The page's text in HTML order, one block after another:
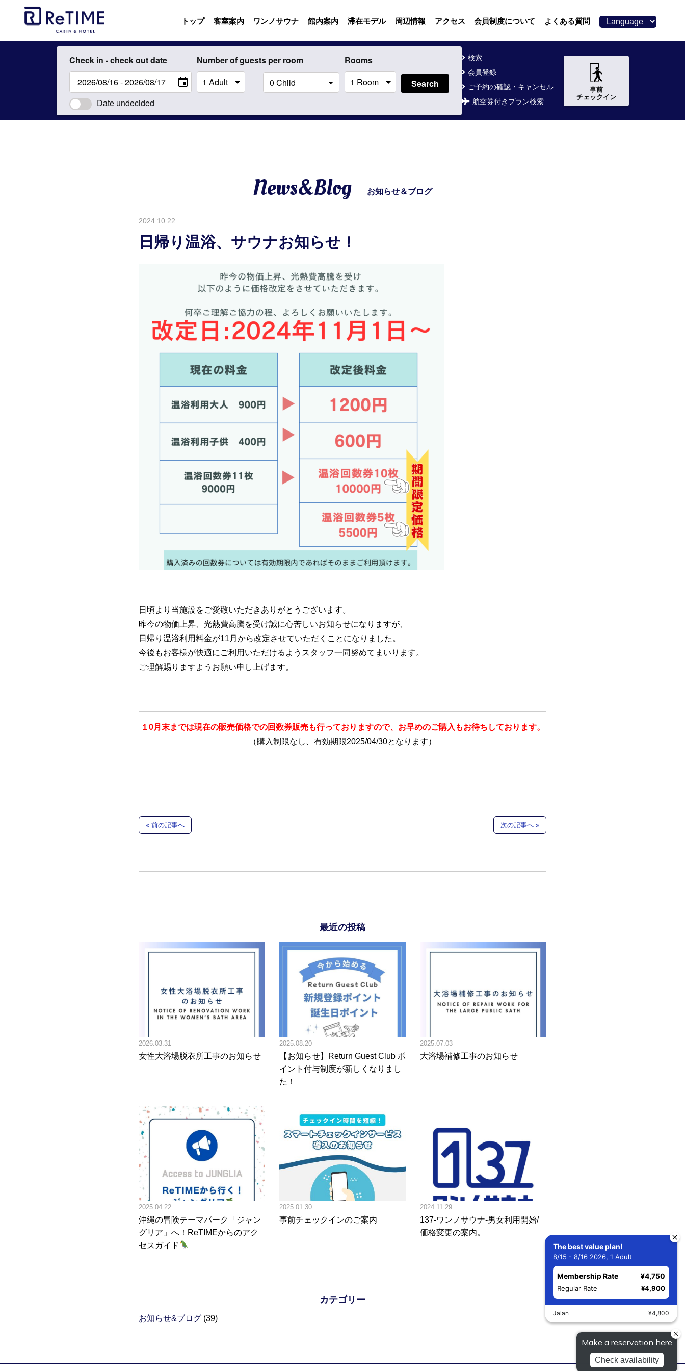
トップ 客室案内 ワンノサウナ 館内案内 滞在モデル 周辺情報 アクセス 会員制度について よくある質問
Check in - check out date Number of guests per room
Rooms
Search
Date undecided
検索
会員登録
ご予約の確認・キャンセル
航空券付きプラン検索
事前
チェックイン
News&Blog お知らせ＆ブログ
2024.10.22
日帰り温浴、サウナお知らせ！
日頃より当施設をご愛敬いただきありがとうございます。
昨今の物価上昇、光熱費高騰を受け誠に心苦しいお知らせになりますが、
日帰り温浴利用料金が11月から改定させていただくことになりました。
今後もお客様が快適にご利用いただけるようスタッフ一同努めてまいります。
ご理解賜りますようお願い申し上げます。
１0月末までは現在の販売価格での回数券販売も行っておりますので、お早めのご購入もお待ちしております。
（購入制限なし、有効期限2025/04/30となります）
« 前の記事へ 次の記事へ »
最近の投稿
2026.03.31
女性大浴場脱衣所工事のお知らせ
2025.08.20
【お知らせ】Return Guest Club ポ
イント付与制度が新しくなりまし
た！
2025.07.03
大浴場補修工事のお知らせ
2025.04.22
沖縄の冒険テーマパーク「ジャン
グリア」へ！ReTIMEからのアク
セスガイド
2025.01.30
事前チェックインのご案内
2024.11.29
137-ワンノサウナ-男女利用開始/
価格変更の案内。
カテゴリー
お知らせ&ブログ (39)
The best value plan!
8/15 - 8/16 2026, 1 Adult
Membership Rate ¥4,750
Regular Rate ¥4,900
Jalan ¥4,800